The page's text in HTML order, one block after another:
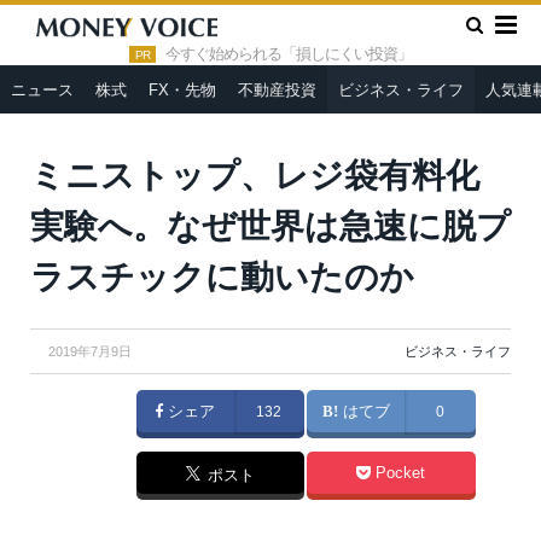
PR 今すぐ始められる「損しにくい投資」
ニュース 株式 FX・先物 不動産投資 ビジネス・ライフ 人気連
HOME » ビジネス・ライフ
ミニストップ、レジ袋有料化実験
へ。なぜ世界は急速に脱プラスチックに動いたのか
ミニストップ、レジ袋有料化
実験へ。なぜ世界は急速に脱プ
ラスチックに動いたのか
2019年7月9日 ビジネス・ライフ
シェア 132 はてブ 0
ポスト Pocket